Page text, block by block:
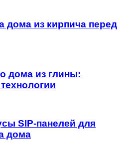
дома из кирпича перед
дома из глины:
SIP-панелей для
дома